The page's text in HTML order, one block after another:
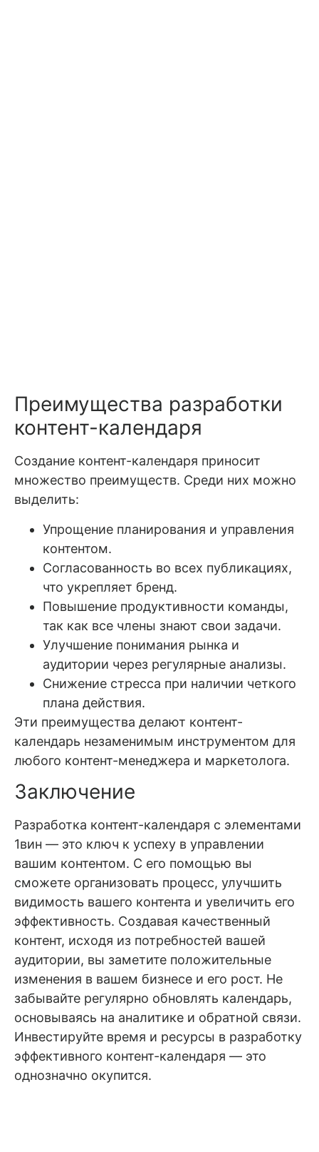
Преимущества разработки
контент-календаря
Создание контент-календаря приносит
множество преимуществ. Среди них можно
выделить:
Упрощение планирования и управления
контентом.
Согласованность во всех публикациях,
что укрепляет бренд.
Повышение продуктивности команды,
так как все члены знают свои задачи.
Улучшение понимания рынка и
аудитории через регулярные анализы.
Снижение стресса при наличии четкого
плана действия.
Эти преимущества делают контент-
календарь незаменимым инструментом для
любого контент-менеджера и маркетолога.
Заключение
Разработка контент-календаря с элементами
1вин — это ключ к успеху в управлении
вашим контентом. С его помощью вы
сможете организовать процесс, улучшить
видимость вашего контента и увеличить его
эффективность. Создавая качественный
контент, исходя из потребностей вашей
аудитории, вы заметите положительные
изменения в вашем бизнесе и его рост. Не
забывайте регулярно обновлять календарь,
основываясь на аналитике и обратной связи.
Инвестируйте время и ресурсы в разработку
эффективного контент-календаря — это
однозначно окупится.